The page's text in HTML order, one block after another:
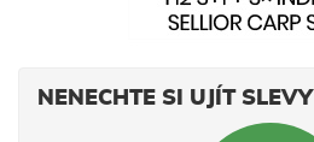
NENECHTE SI UJÍT SLEVY